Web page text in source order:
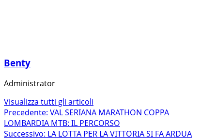
Benty
Administrator
Visualizza tutti gli articoli
Navigazione
articolo
Precedente: VAL SERIANA MARATHON COPPA
LOMBARDIA MTB: IL PERCORSO
Successivo: LA LOTTA PER LA VITTORIA SI FA ARDUA